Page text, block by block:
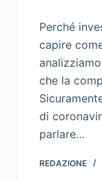
Perché
capire
che la
di
parlare…
REDAZIONE